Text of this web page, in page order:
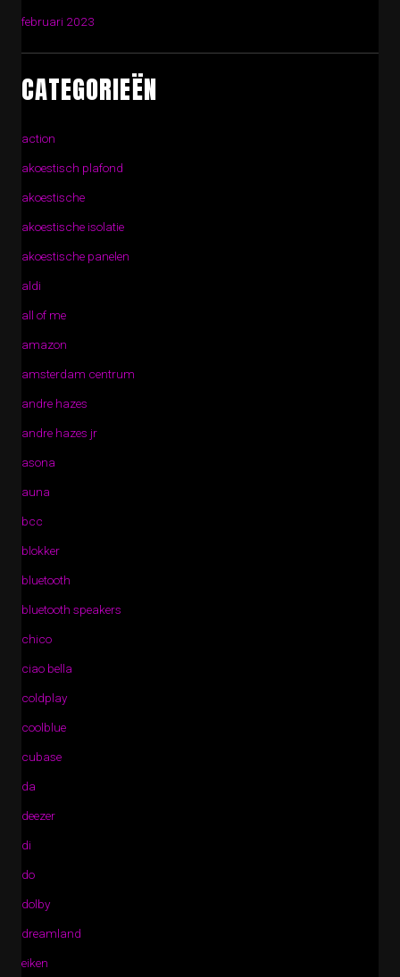
februari 2023
CATEGORIEËN
action
akoestisch plafond
akoestische
akoestische isolatie
akoestische panelen
aldi
all of me
amazon
amsterdam centrum
andre hazes
andre hazes jr
asona
auna
bcc
blokker
bluetooth
bluetooth speakers
chico
ciao bella
coldplay
coolblue
cubase
da
deezer
di
do
dolby
dreamland
eiken